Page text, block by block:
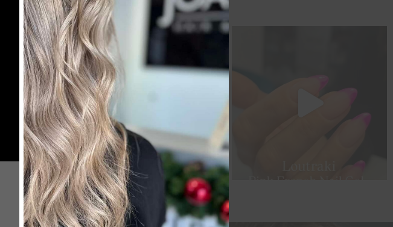
να βρείτε όλα τα πακέτα προσφορών μας! 🔥👌
on Instagram